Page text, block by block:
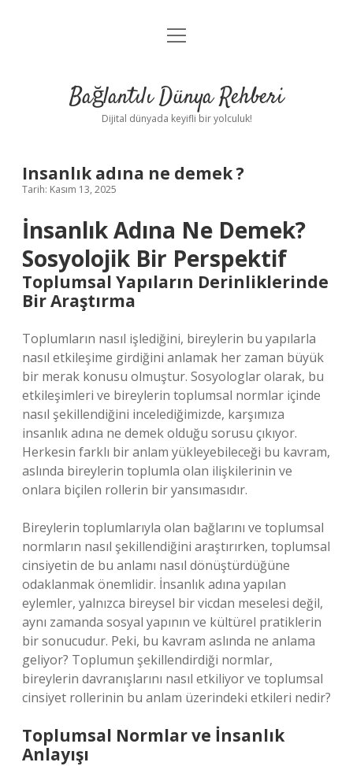
Anasayfa
Yasal Uyarı
menüyü
Bağlantılı Dünya Rehberi
Dijital dünyada keyifli bir yolculuk!
Insanlık adına ne demek ?
Tarih: Kasım 13, 2025
İnsanlık Adına Ne Demek?
Sosyolojik Bir Perspektif
Toplumsal Yapıların Derinliklerinde
Bir Araştırma
Toplumların nasıl işlediğini, bireylerin bu yapılarla
nasıl etkileşime girdiğini anlamak her zaman büyük
bir merak konusu olmuştur. Sosyologlar olarak, bu
etkileşimleri ve bireylerin toplumsal normlar içinde
nasıl şekillendiğini incelediğimizde, karşımıza
insanlık adına ne demek olduğu sorusu çıkıyor.
Herkesin farklı bir anlam yükleyebileceği bu kavram,
aslında bireylerin toplumla olan ilişkilerinin ve
onlara biçilen rollerin bir yansımasıdır.
Bireylerin toplumlarıyla olan bağlarını ve toplumsal
normların nasıl şekillendiğini araştırırken, toplumsal
cinsiyetin de bu anlamı nasıl dönüştürdüğüne
odaklanmak önemlidir. İnsanlık adına yapılan
eylemler, yalnızca bireysel bir vicdan meselesi değil,
aynı zamanda sosyal yapının ve kültürel pratiklerin
bir sonucudur. Peki, bu kavram aslında ne anlama
geliyor? Toplumun şekillendirdiği normlar,
bireylerin davranışlarını nasıl etkiliyor ve toplumsal
cinsiyet rollerinin bu anlam üzerindeki etkileri nedir?
Toplumsal Normlar ve İnsanlık
Anlayışı